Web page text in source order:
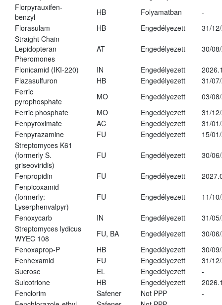
Florpyrauxifen-
benzyl
HB Folyamatban
-
Florasulam
HB Engedélyezett
31/
Straight Chain
Lepidopteran
Pheromones
AT Engedélyezett 30/
Flonicamid (IKI-220) IN Engedélyezett
Flazasulfuron
HB Engedélyezett
31/
Ferric
pyrophosphate
MO Engedélyezett
03/
Ferric phosphate
MO Engedélyezett
31/
Fenpyroximate
AC Engedélyezett
31/
Fenpyrazamine
FU Engedélyezett
15/
Streptomyces K61
(formerly S.
griseoviridis)
FU Engedélyezett 30/
Fenpropidin FU Engedélyezett
Fenpicoxamid
(formerly:
Lyserphenvalpyr)
FU Engedélyezett 11/
Fenoxycarb IN Engedélyezett
31/
Streptomyces lydicus
WYEC 108
FU, BA Engedélyezett
30/
Fenoxaprop-P
HB Engedélyezett
30/
Fenhexamid
FU Engedélyezett
31/
Sucrose
EL Engedélyezett
-
Sulcotrione
HB Engedélyezett
Fenclorim
Safener Not PPP
-